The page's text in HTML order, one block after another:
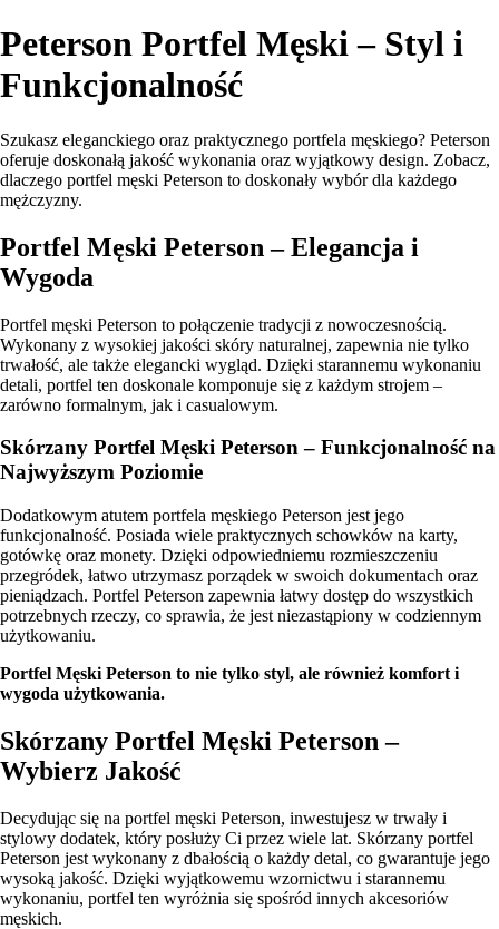
Peterson Portfel Męski – Styl i
Funkcjonalność
Szukasz eleganckiego oraz praktycznego portfela męskiego? Peterson
oferuje doskonałą jakość wykonania oraz wyjątkowy design. Zobacz,
dlaczego portfel męski Peterson to doskonały wybór dla każdego
mężczyzny.
Portfel Męski Peterson – Elegancja i
Wygoda
Portfel męski Peterson to połączenie tradycji z nowoczesnością.
Wykonany z wysokiej jakości skóry naturalnej, zapewnia nie tylko
trwałość, ale także elegancki wygląd. Dzięki starannemu wykonaniu
detali, portfel ten doskonale komponuje się z każdym strojem –
zarówno formalnym, jak i casualowym.
Skórzany Portfel Męski Peterson – Funkcjonalność na
Najwyższym Poziomie
Dodatkowym atutem portfela męskiego Peterson jest jego
funkcjonalność. Posiada wiele praktycznych schowków na karty,
gotówkę oraz monety. Dzięki odpowiedniemu rozmieszczeniu
przegródek, łatwo utrzymasz porządek w swoich dokumentach oraz
pieniądzach. Portfel Peterson zapewnia łatwy dostęp do wszystkich
potrzebnych rzeczy, co sprawia, że jest niezastąpiony w codziennym
użytkowaniu.
Portfel Męski Peterson to nie tylko styl, ale również komfort i
wygoda użytkowania.
Skórzany Portfel Męski Peterson –
Wybierz Jakość
Decydując się na portfel męski Peterson, inwestujesz w trwały i
stylowy dodatek, który posłuży Ci przez wiele lat. Skórzany portfel
Peterson jest wykonany z dbałością o każdy detal, co gwarantuje jego
wysoką jakość. Dzięki wyjątkowemu wzornictwu i starannemu
wykonaniu, portfel ten wyróżnia się spośród innych akcesoriów
męskich.